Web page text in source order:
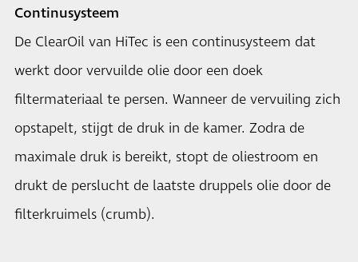
Continusysteem
De ClearOil van HiTec is een continusysteem dat
werkt door vervuilde olie door een doek
filtermateriaal te persen. Wanneer de vervuiling zich
opstapelt, stijgt de druk in de kamer. Zodra de
maximale druk is bereikt, stopt de oliestroom en
drukt de perslucht de laatste druppels olie door de
filterkruimels (crumb).